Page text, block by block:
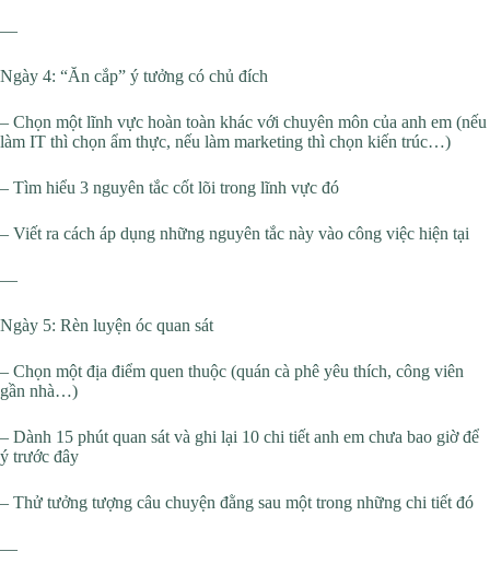
—
Ngày 4: “Ăn cắp” ý tưởng có chủ đích
– Chọn một lĩnh vực hoàn toàn khác với chuyên môn của anh em (nếu
làm IT thì chọn ẩm thực, nếu làm marketing thì chọn kiến trúc…)
– Tìm hiểu 3 nguyên tắc cốt lõi trong lĩnh vực đó
– Viết ra cách áp dụng những nguyên tắc này vào công việc hiện tại
—
Ngày 5: Rèn luyện óc quan sát
– Chọn một địa điểm quen thuộc (quán cà phê yêu thích, công viên
gần nhà…)
– Dành 15 phút quan sát và ghi lại 10 chi tiết anh em chưa bao giờ để
ý trước đây
– Thử tưởng tượng câu chuyện đằng sau một trong những chi tiết đó
—